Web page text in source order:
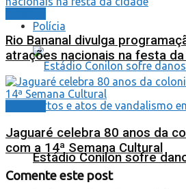
Polícia
Estádio Conilon sofre
Rio Bananal divulga
atrações nacionais na festa
Jaguaré celebra 80 anos da
com a 14ª Semana Cultural
Comente este post